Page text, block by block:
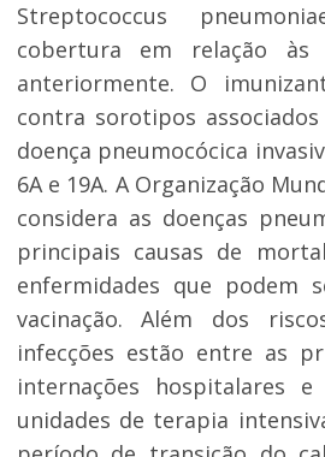
Streptococcus
cobertura em relação às
anteriormente. O
contra sorotipos
doença pneumocócica
6A e 19A. A Organização
considera as doenças
principais causas de
enfermidades que podem
vacinação. Além dos
infecções estão entre as
internações hospitalares
unidades de terapia